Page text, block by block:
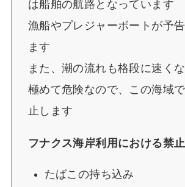
は船舶の航路となっています
漁船やプレジャーボートが予
ます
また、潮の流れも格段に速く
極めて危険なので、この海域
止します
フナクス海岸利用における禁
たばこの持ち込み